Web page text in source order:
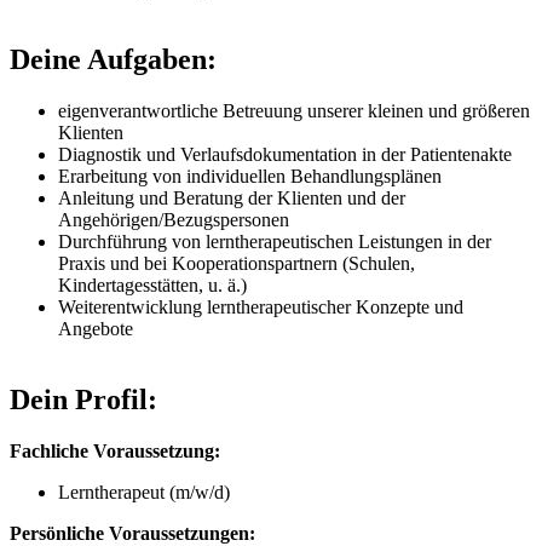
Deine Aufgaben:
eigenverantwortliche Betreuung unserer kleinen und größeren
Klienten
Diagnostik und Verlaufsdokumentation in der Patientenakte
Erarbeitung von individuellen Behandlungsplänen
Anleitung und Beratung der Klienten und der
Angehörigen/Bezugspersonen
Durchführung von lerntherapeutischen Leistungen in der
Praxis und bei Kooperationspartnern (Schulen,
Kindertagesstätten, u. ä.)
Weiterentwicklung lerntherapeutischer Konzepte und
Angebote
Dein Profil:
Fachliche Voraussetzung:
Lerntherapeut (m/w/d)
Persönliche Voraussetzungen: